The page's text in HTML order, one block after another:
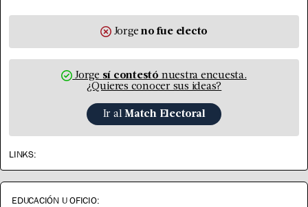
Jorge no fue electo
Jorge sí contestó nuestra encuesta.
¿Quieres conocer sus ideas?
Ir alMatch Electoral
LINKS:
EDUCACIÓN U OFICIO: